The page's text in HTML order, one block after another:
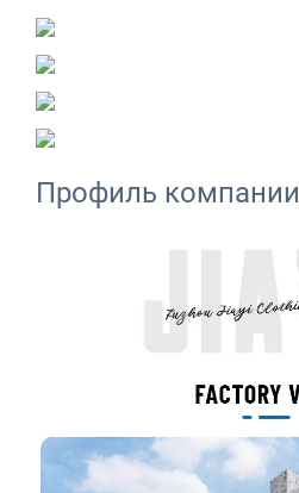
Профиль компании